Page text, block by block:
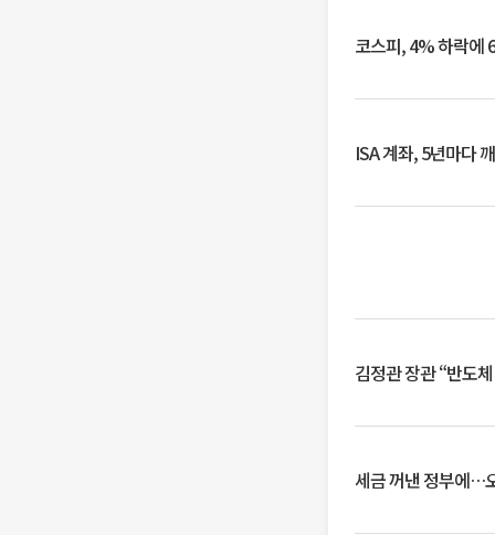
코스피, 4% 하락에
ISA 계좌, 5년마다
김정관 장관 “반도
세금 꺼낸 정부에…